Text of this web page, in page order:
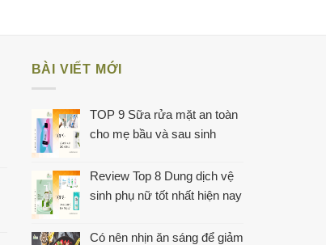
BÀI VIẾT MỚI
TOP 9 Sữa rửa mặt an toàn
cho mẹ bầu và sau sinh
Review Top 8 Dung dịch vệ
sinh phụ nữ tốt nhất hiện nay
Có nên nhịn ăn sáng để giảm